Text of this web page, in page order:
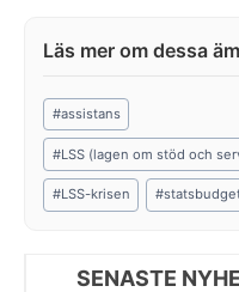
Post
Tags:
#assistans
#LSS (lagen om stöd och
#LSS-krisen #
SENASTE